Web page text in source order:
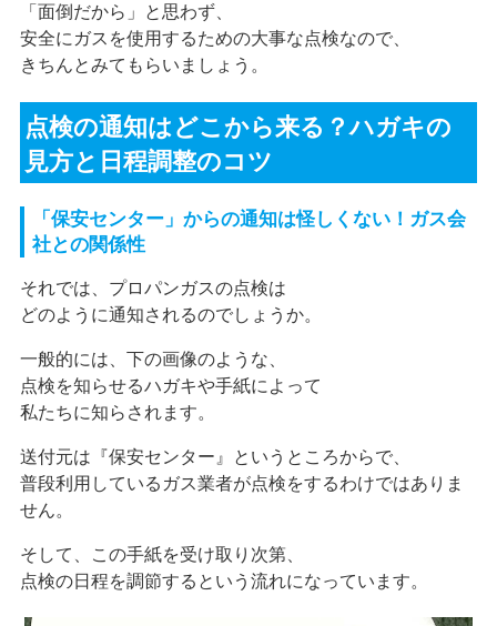
「面倒だから」と思わず、
安全にガスを使用するための大事な点検なので、
きちんとみてもらいましょう。
点検の通知はどこから来る？ハガキの
見方と日程調整のコツ
「保安センター」からの通知は怪しくない！ガス会
社との関係性
それでは、プロパンガスの点検は
どのように通知されるのでしょうか。
一般的には、下の画像のような、
点検を知らせるハガキや手紙によって
私たちに知らされます。
送付元は『保安センター』というところからで、
普段利用しているガス業者が点検をするわけではありま
せん。
そして、この手紙を受け取り次第、
点検の日程を調節するという流れになっています。